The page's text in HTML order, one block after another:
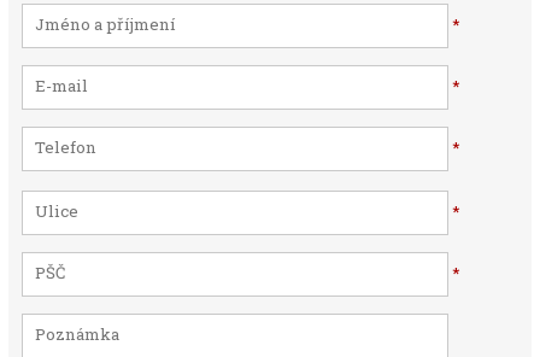
*
*
*
*
*